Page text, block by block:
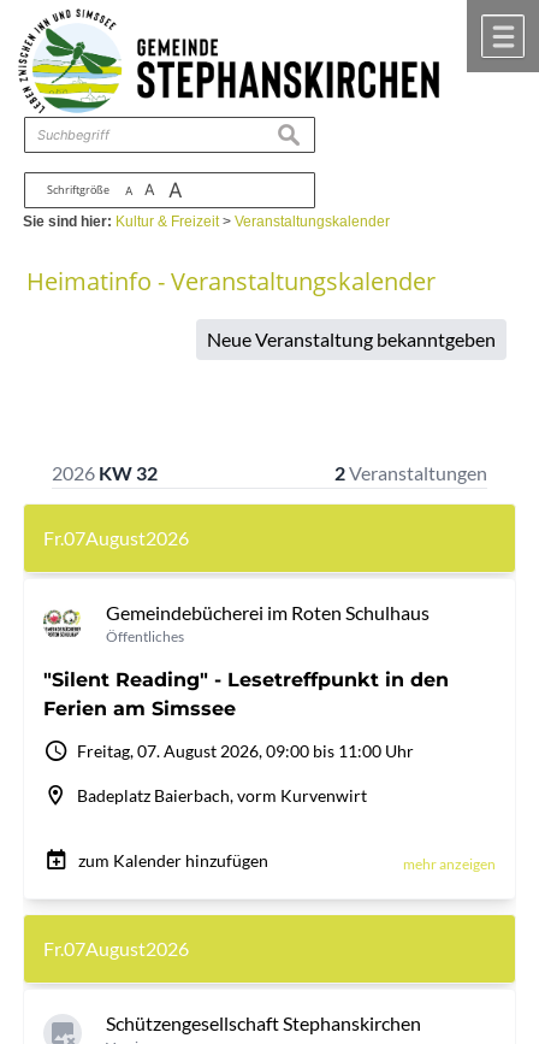
Zum Inhalt ,zur Navigation
Schriftgröße A A A
suchen
Sie sind hier: Kultur & Freizeit>Veranstaltungskalender
Heimatinfo - Veranstaltungskalender